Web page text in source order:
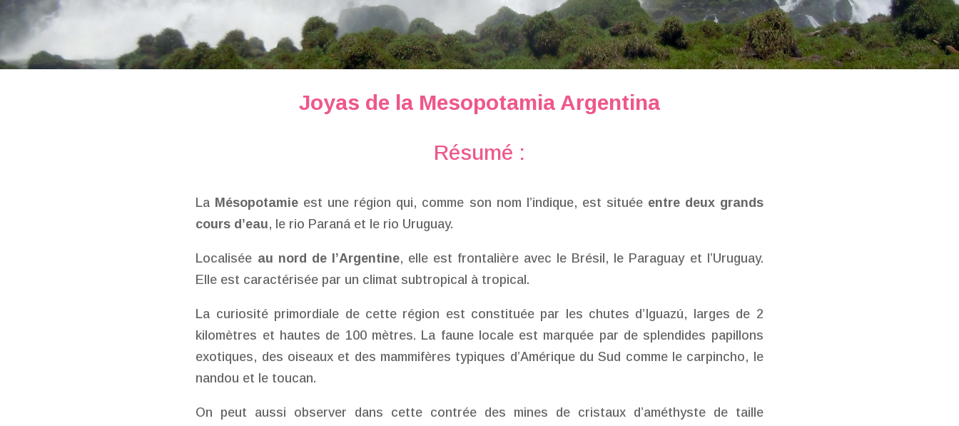
Joyas de la Mesopotamia Argentina
Résumé :
La Mésopotamie est une région qui, comme son nom l’indique, est située entre deux grands
cours d’eau, le rio Paraná et le rio Uruguay.
Localisée au nord de l’Argentine, elle est frontalière avec le Brésil, le Paraguay et l’Uruguay.
Elle est caractérisée par un climat subtropical à tropical.
La curiosité primordiale de cette région est constituée par les chutes d’Iguazú, larges de 2
kilomètres et hautes de 100 mètres. La faune locale est marquée par de splendides papillons
exotiques, des oiseaux et des mammifères typiques d’Amérique du Sud comme le carpincho, le
nandou et le toucan.
On peut aussi observer dans cette contrée des mines de cristaux d’améthyste de taille